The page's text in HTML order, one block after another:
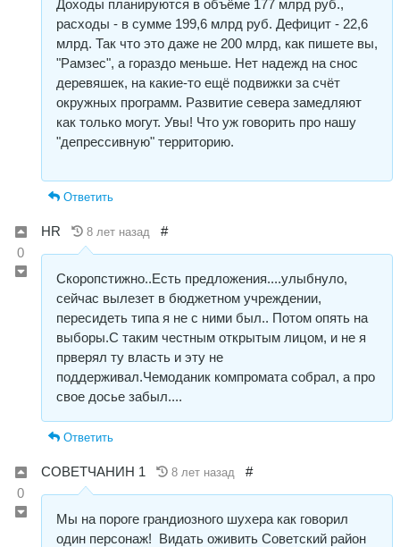
Доходы планируются в объёме 177 млрд руб.,
расходы - в сумме 199,6 млрд руб. Дефицит - 22,6
млрд. Так что это даже не 200 млрд, как пишете вы,
"Рамзес", а гораздо меньше. Нет надежд на снос
деревяшек, на какие-то ещё подвижки за счёт
окружных программ. Развитие севера замедляют
как только могут. Увы! Что уж говорить про нашу
"депрессивную" территорию.
Ответить
0
HR 8 лет назад #
Скоропстижно..Есть предложения....улыбнуло,
сейчас вылезет в бюджетном учреждении,
пересидеть типа я не с ними был.. Потом опять на
выборы.С таким честным открытым лицом, и не я
прверял ту власть и эту не
поддерживал.Чемоданик компромата собрал, а про
свое досье забыл....
Ответить
0
СОВЕТЧАНИН 1 8 лет назад #
Мы на пороге грандиозного шухера как говорил
один персонаж! Видать оживить Советский район